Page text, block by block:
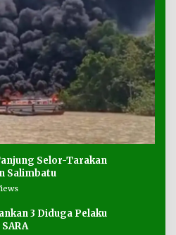
Selor-Tarakan
Salimbatu
3 Diduga Pelaku